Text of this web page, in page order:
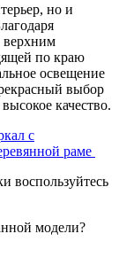
но и
верхним
по краю
освещение
выбор
качество.
с
раме
воспользуйтесь
модели?